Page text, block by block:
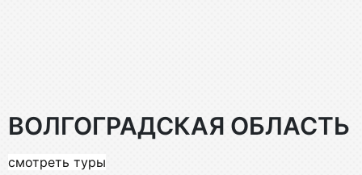
ВОЛГОГРАДСКАЯ ОБЛАСТЬ
смотреть туры